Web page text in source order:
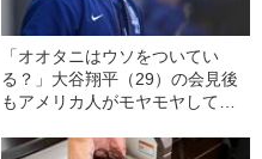
「オオタニはウソをついてい
る？」大谷翔平（29）の会見後
もアメリカ人がモヤモヤしてし
い“4つの理由”